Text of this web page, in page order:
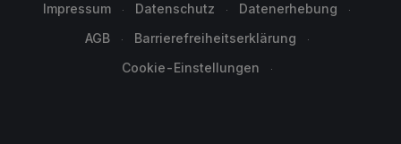
Impressum Datenschutz
Datenerhebung
AGB
Barrierefreiheitserklärung
Cookie-Einstellungen